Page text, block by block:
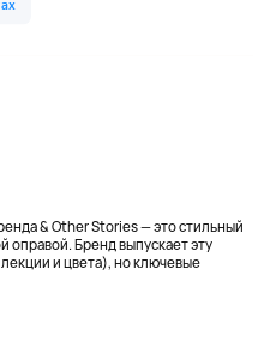
& Other Stories — это стильный
оправой. Бренд выпускает эту
и цвета), но ключевые